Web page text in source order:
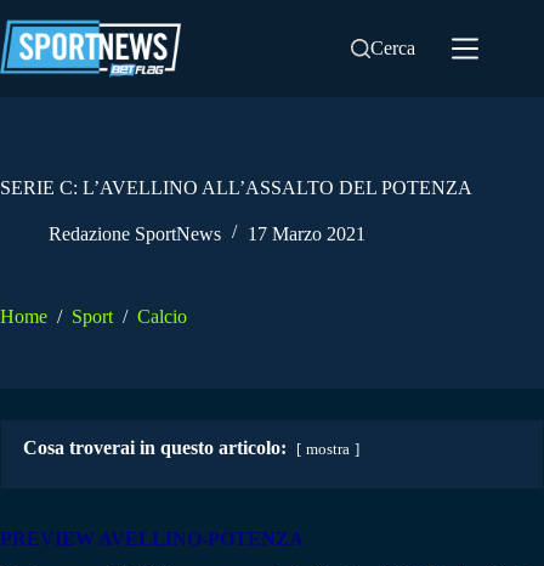
al
contenuto
Cerca
SERIE C: L’AVELLINO ALL’ASSALTO DEL POTENZA
Redazione SportNews 17 Marzo 2021
Home / Sport / Calcio
Cosa troverai in questo articolo: mostra
PREVIEW AVELLINO-POTENZA